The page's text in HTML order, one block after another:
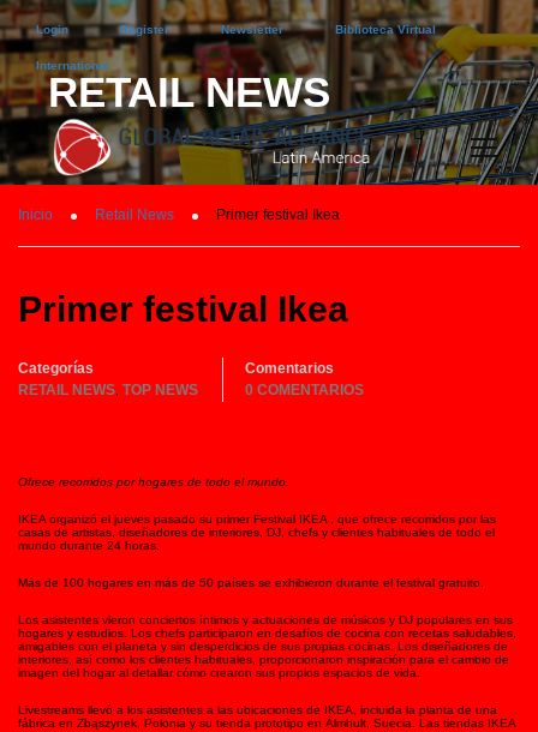
Login Register Newsletter Biblioteca Virtual
International
RETAIL NEWS
Inicio Retail News Primer festival Ikea
Primer festival Ikea
Categorías
RETAIL NEWS TOP NEWS
Comentarios
0 COMENTARIOS
Ofrece recorridos por hogares de todo el mundo.
IKEA organizó el jueves pasado su primer Festival IKEA , que ofrece recorridos por las
casas de artistas, diseñadores de interiores, DJ, chefs y clientes habituales de todo el
mundo durante 24 horas.
Más de 100 hogares en más de 50 países se exhibieron durante el festival gratuito.
Los asistentes vieron conciertos íntimos y actuaciones de músicos y DJ populares en sus
hogares y estudios. Los chefs participaron en desafíos de cocina con recetas saludables,
amigables con el planeta y sin desperdicios de sus propias cocinas. Los diseñadores de
interiores, así como los clientes habituales, proporcionaron inspiración para el cambio de
imagen del hogar al detallar cómo crearon sus propios espacios de vida.
Livestreams llevó a los asistentes a las ubicaciones de IKEA, incluida la planta de una
fábrica en Zbąszynek, Polonia y su tienda prototipo en Älmhult, Suecia. Las tiendas IKEA